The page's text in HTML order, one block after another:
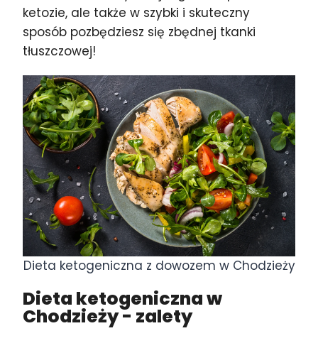
ketozie, ale także w szybki i skuteczny
sposób pozbędziesz się zbędnej tkanki
tłuszczowej!
Dieta ketogeniczna z dowozem w Chodzieży
Dieta ketogeniczna w
Chodzieży- zalety